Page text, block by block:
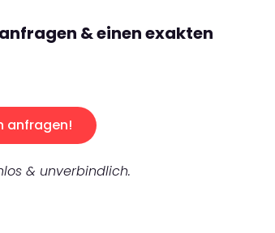
& einen exakten
anfragen!
& unverbindlich.